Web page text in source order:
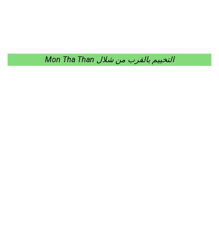
التخييم بالقرب من شلال Mon Tha Than